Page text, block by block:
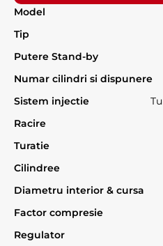
Model
Tip
Putere Stand-by
Numar cilindri si dispunere
Sistem injectie
Racire
Turatie
Cilindree
Diametru interior & cursa
Factor compresie
Regulator